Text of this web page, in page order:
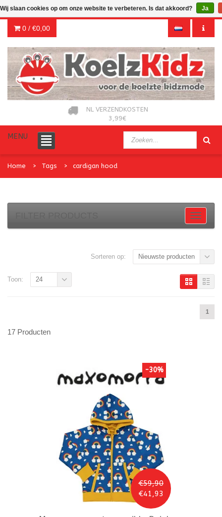
0 / €0,00
NL VERZENDKOSTEN
3,99€
MENU
Home Tags cardigan hood
Sorteren op: Nieuwste producten
1
Toon: 24
17 Producten
€59,90
€41,93
-30%
Wij slaan cookies op om onze website te verbeteren. Is dat akkoord? Ja